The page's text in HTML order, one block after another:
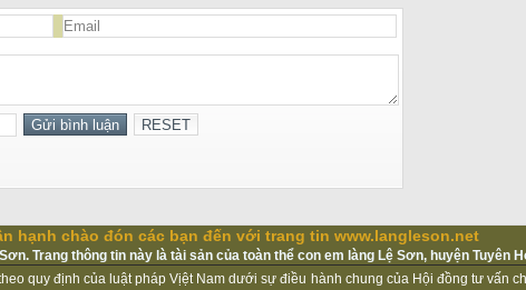
hạnh chào đón các bạn đến với trang tin www.langleson.net
Trang thông tin này là tài sản của toàn thể con em làng Lệ Sơn, huyện Tuyên
quy định của luật pháp Vịệt Nam dưới sự điều hành chung của Hội đồng tư vấn